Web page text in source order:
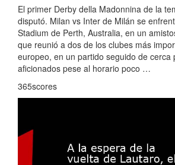
El primer Derby della Madonnina de la
disputó. Milan vs Inter de Milán se
Stadium de Perth, Australia, en un
que reunió a dos de los clubes más
europeo, en un partido seguido de cerca
aficionados pese al horario poco …
365scores